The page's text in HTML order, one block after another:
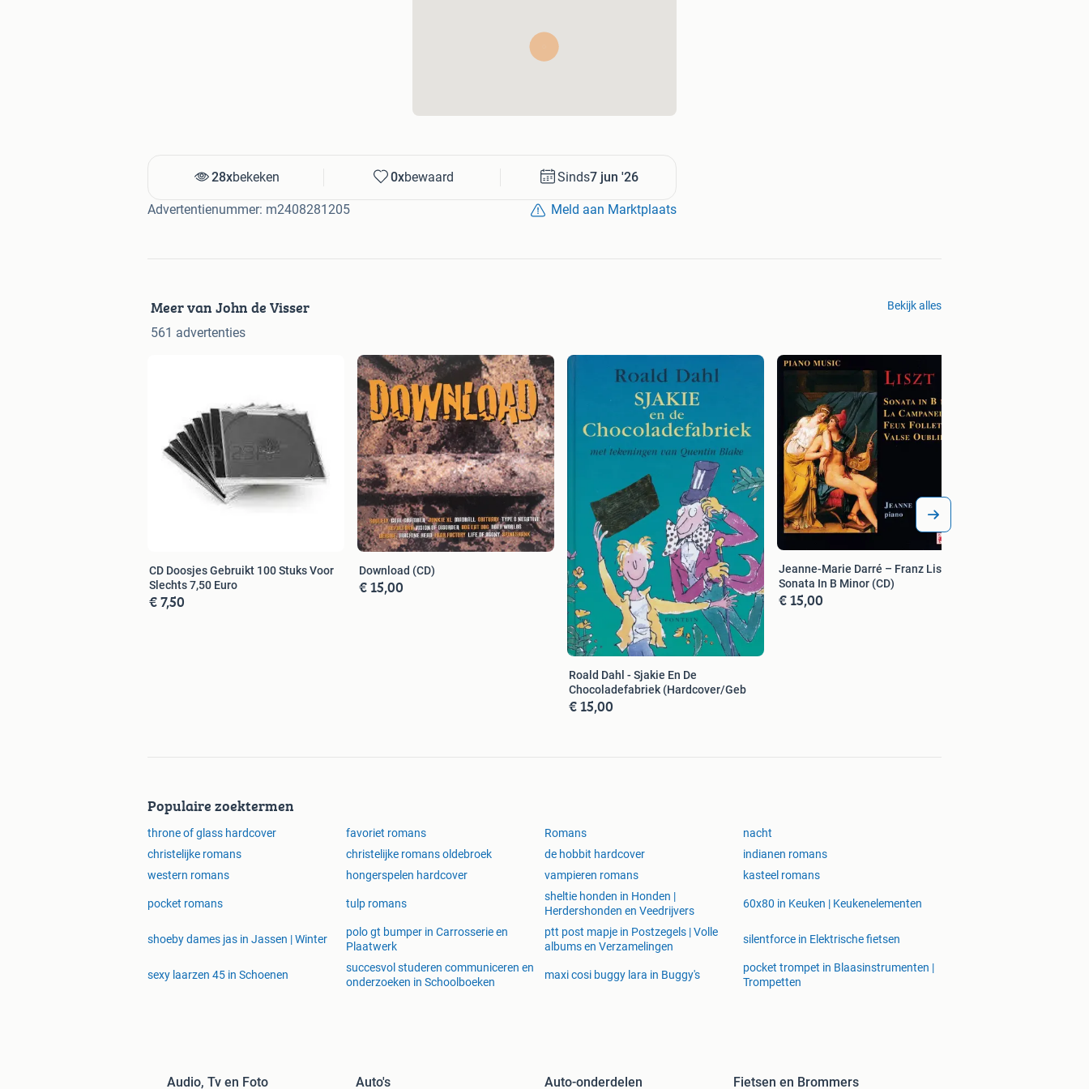
28xbekeken 0xbewaard Sinds7 jun '26
Advertentienummer: m2408281205 Meld aan Marktplaats
Meer van John de Visser
561 advertenties
Bekijk alles
CD Doosjes Gebruikt 100 Stuks Voor
Slechts 7,50 Euro
€ 7,50
Download (CD)
€ 15,00
Roald Dahl - Sjakie En De
Chocoladefabriek (Hardcover/Geb
€ 15,00
Jeanne-Marie Darré – Franz Liszt:
Sonata In B Minor (CD)
€ 15,00
Populaire zoektermen
throne of glass hardcover favoriet romans Romans
nacht
christelijke romans
christelijke romans oldebroek de hobbit hardcover
indianen romans
western romans
hongerspelen hardcover vampieren romans kasteel romans
pocket romans tulp romans
sheltie honden in Honden |
Herdershonden en Veedrijvers
60x80 in Keuken | Keukenelementen
shoeby dames jas in Jassen | Winter
polo gt bumper in Carrosserie en
Plaatwerk
ptt post mapje in Postzegels | Volle
albums en Verzamelingen
silentforce in Elektrische fietsen
sexy laarzen 45 in Schoenen
succesvol studeren communiceren en
onderzoeken in Schoolboeken
maxi cosi buggy lara in Buggy's
pocket trompet in Blaasinstrumenten |
Trompetten
Audio, Tv en Foto Auto's Auto-onderdelen Fietsen en Brommers